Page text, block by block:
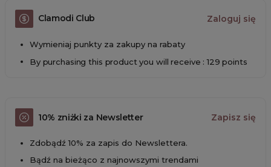
Clamodi Club Zaloguj się
Wymieniaj punkty za zakupy na rabaty
By purchasing this product you will receive : 129 points
10% zniżki za Newsletter Zapisz się
Zdobądź 10% za zapis do Newslettera.
Bądź na bieżąco z najnowszymi trendami